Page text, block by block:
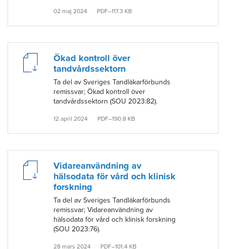
02 maj 2024 PDF–117.3 KB
Ökad kontroll över
tandvårdssektorn
Ta del av Sveriges Tandläkarförbunds
remissvar; Ökad kontroll över
tandvårdssektorn (SOU 2023:82).
12 april 2024 PDF–190.8 KB
Vidareanvändning av
hälsodata för vård och klinisk
forskning
Ta del av Sveriges Tandläkarförbunds
remissvar; Vidareanvändning av
hälsodata för vård och klinisk forskning
(SOU 2023:76).
28 mars 2024 PDF–101.4 KB